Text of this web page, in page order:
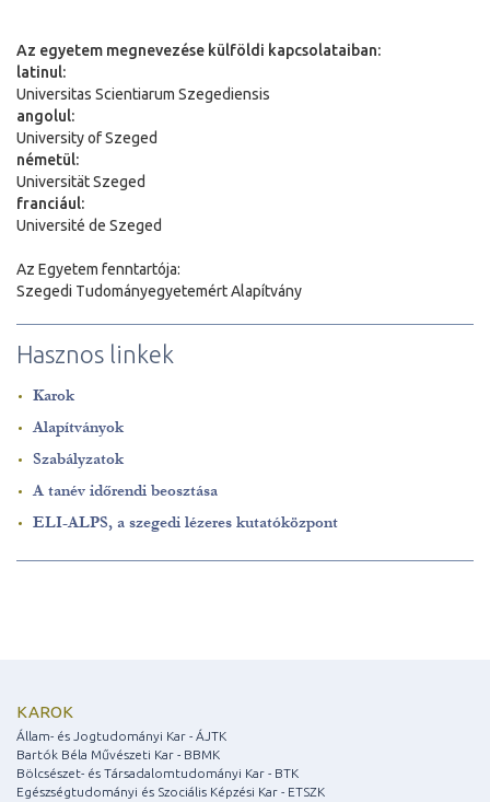
Az egyetem megnevezése külföldi kapcsolataiban:
latinul:
Universitas Scientiarum Szegediensis
angolul:
University of Szeged
németül:
Universität Szeged
franciául:
Université de Szeged
Az Egyetem fenntartója:
Szegedi Tudományegyetemért Alapítvány
Hasznos linkek
Karok
Alapítványok
Szabályzatok
A tanév időrendi beosztása
ELI-ALPS, a szegedi lézeres kutatóközpont
KAROK
Állam- és Jogtudományi Kar - ÁJTK
Bartók Béla Művészeti Kar - BBMK
Bölcsészet- és Társadalomtudományi Kar - BTK
Egészségtudományi és Szociális Képzési Kar - ETSZK